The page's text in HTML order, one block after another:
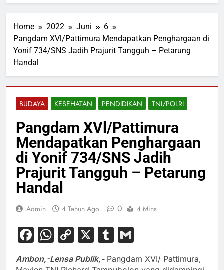
Home 2022 Juni
6
Pangdam XVl/Pattimura Mendapatkan Penghargaan di
Yonif 734/SNS Jadih Prajurit Tangguh – Petarung
Handal
BUDAYA KESEHATAN PENDIDIKAN TNI/POLRI
Pangdam XVl/Pattimura
Mendapatkan Penghargaan
di Yonif 734/SNS Jadih
Prajurit Tangguh – Petarung
Handal
Admin 4 Tahun Ago 0 4 Mins
Facebook
WhatsApp
Copy
Link
X Tumblr
Ambon,-Lensa Publik,-Pangdam XVI/ Pattimura,